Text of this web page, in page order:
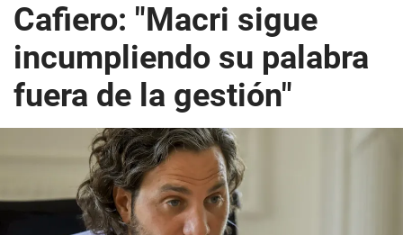
Cafiero: "Macri sigue
incumpliendo su palabra
fuera de la gestión"